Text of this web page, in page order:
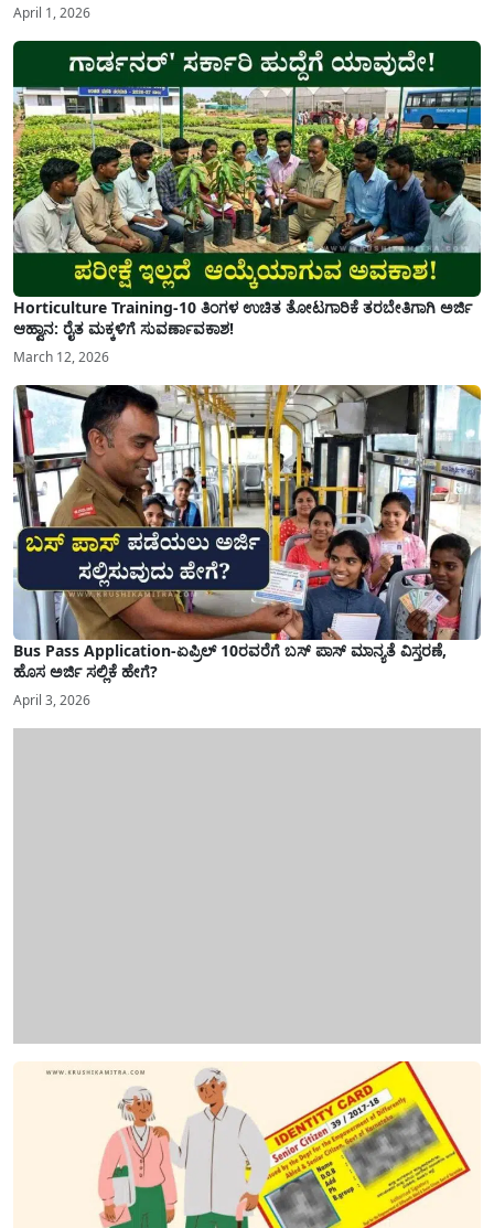
April 1, 2026
Horticulture Training-10 ತಿಂಗಳ ಉಚಿತ ತೋಟಗಾರಿಕೆ ತರಬೇತಿಗಾಗಿ ಅರ್ಜಿ
ಆಹ್ವಾನ: ರೈತ ಮಕ್ಕಳಿಗೆ ಸುವರ್ಣಾವಕಾಶ!
March 12, 2026
Bus Pass Application-ಏಪ್ರಿಲ್ 10ರವರೆಗೆ ಬಸ್ ಪಾಸ್ ಮಾನ್ಯತೆ ವಿಸ್ತರಣೆ,
ಹೊಸ ಅರ್ಜಿ ಸಲ್ಲಿಕೆ ಹೇಗೆ?
April 3, 2026